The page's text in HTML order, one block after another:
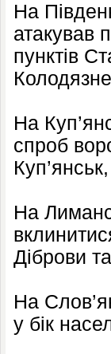
На
атакував
пунктів
На
спроб
На
Діброви
На
у бік